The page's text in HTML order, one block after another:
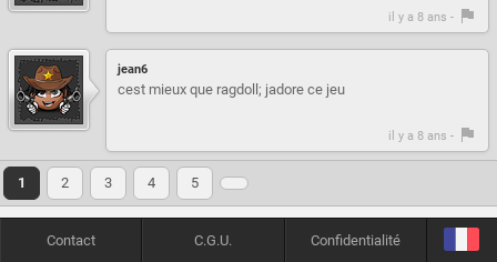
il y a 8 ans -
jean6
cest mieux que ragdoll; jadore ce jeu
il y a 8 ans -
1 2 3 4 5
Contact C.G.U. Confidentialité